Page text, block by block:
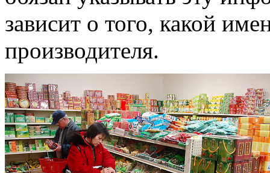
зависит о того, какой
производителя.